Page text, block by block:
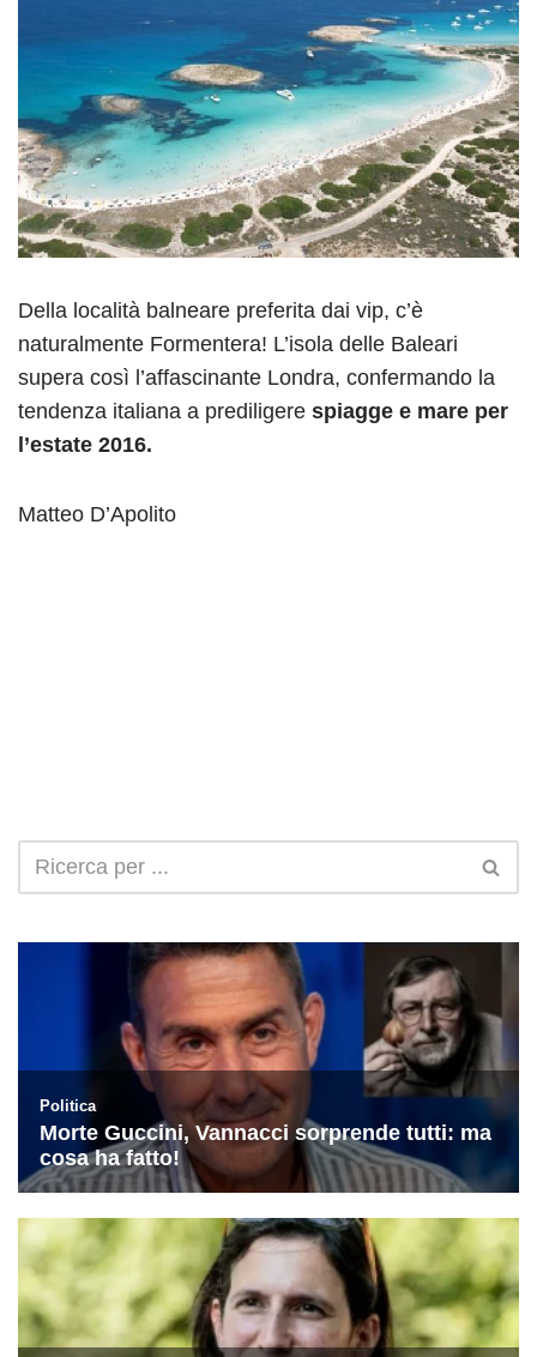
Della località balneare preferita dai vip, c’è
naturalmente Formentera! L’isola delle Baleari
supera così l’affascinante Londra, confermando la
tendenza italiana a prediligere spiagge e mare per
l’estate 2016.
Matteo D’Apolito